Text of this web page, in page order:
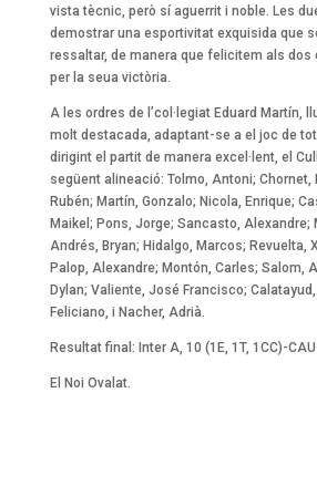
vista tècnic, però sí aguerrit i noble. Les
demostrar una esportivitat exquisida que
ressaltar, de manera que felicitem als dos
per la seua victòria.
A les ordres de l’col·legiat Eduard Martín,
molt destacada, adaptant-se a el joc de
dirigint el partit de manera excel·lent, el
següent alineació: Tolmo, Antoni; Chornet,
Rubén; Martín, Gonzalo; Nicola, Enrique;
Maikel; Pons, Jorge; Sancasto, Alexandre;
Andrés, Bryan; Hidalgo, Marcos; Revuelta,
Palop, Alexandre; Montón, Carles; Salom,
Dylan; Valiente, José Francisco; Calatayud,
Feliciano, i Nacher, Adrià.
Resultat final: Inter A, 10 (1E, 1T, 1CC)-CAU
El Noi Ovalat.